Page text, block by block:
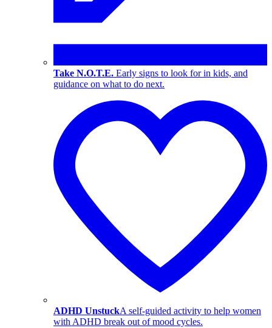
Take N.O.T.E. Early signs to look for in kids, and
guidance on what to do next.
ADHD UnstuckA self-guided activity to help women
with ADHD break out of mood cycles.